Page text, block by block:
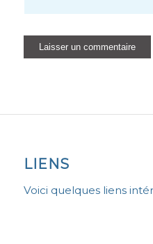
LIENS
Voici quelques liens